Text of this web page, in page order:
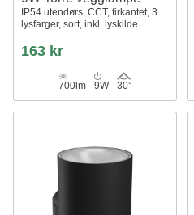
IP54 utendørs, CCT, firkantet, 3
lysfarger, sort, inkl. lyskilde
163 kr
700lm 9W 30°